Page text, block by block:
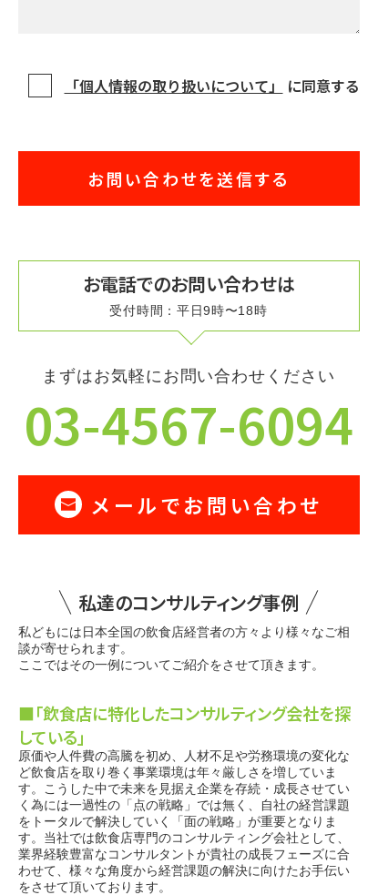
「個人情報の取り扱いについて」 に同意する
お電話でのお問い合わせは
受付時間：平日9時〜18時
まずはお気軽にお問い合わせください
03-4567-6094
メールでお問い合わせ
私達のコンサルティング事例
私どもには日本全国の飲食店経営者の方々より様々なご相
談が寄せられます。
ここではその一例についてご紹介をさせて頂きます。
■「飲食店に特化したコンサルティング会社を探
している」
原価や人件費の高騰を初め、人材不足や労務環境の変化な
ど飲食店を取り巻く事業環境は年々厳しさを増していま
す。こうした中で未来を見据え企業を存続・成長させてい
く為には一過性の「点の戦略」では無く、自社の経営課題
をトータルで解決していく「面の戦略」が重要となりま
す。当社では飲食店専門のコンサルティング会社として、
業界経験豊富なコンサルタントが貴社の成長フェーズに合
わせて、様々な角度から経営課題の解決に向けたお手伝い
をさせて頂いております。